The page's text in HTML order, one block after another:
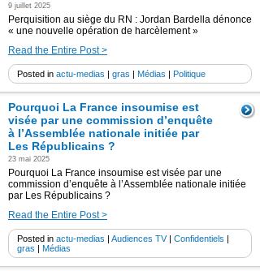
9 juillet 2025
Perquisition au siège du RN : Jordan Bardella dénonce
« une nouvelle opération de harcèlement »
Read the Entire Post >
Posted in actu-medias | gras | Médias | Politique
Pourquoi La France insoumise est
visée par une commission d’enquête
à l’Assemblée nationale initiée par
Les Républicains ?
23 mai 2025
Pourquoi La France insoumise est visée par une
commission d’enquête à l’Assemblée nationale initiée
par Les Républicains ?
Read the Entire Post >
Posted in actu-medias | Audiences TV| Confidentiels |
gras | Médias